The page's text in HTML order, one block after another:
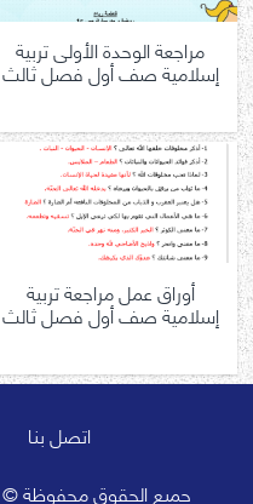
مراجعة الوحدة الأولى تربية
إسلامية صف أول فصل ثالث
أوراق عمل مراجعة تربية
إسلامية صف أول فصل ثالث
اتصل بنا
جميع الحقوق محفوظة © 2026 مناهج الامارات اون لاين